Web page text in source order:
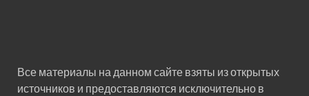
Все материалы на данном сайте взяты из открытых
источников и предоставляются исключительно в